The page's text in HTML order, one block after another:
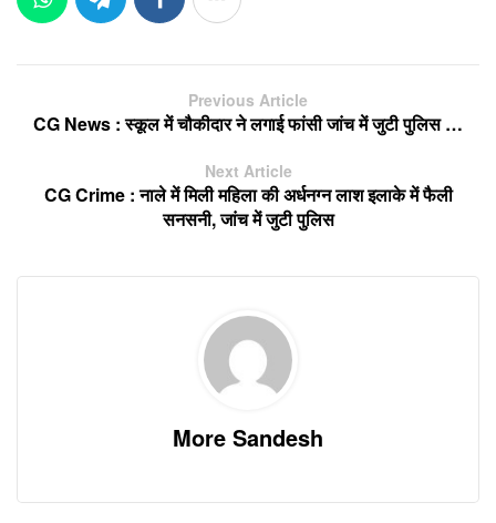
Previous Article
CG News : स्कूल में चौकीदार ने लगाई फांसी जांच में जुटी पुलिस …
Next Article
CG Crime : नाले में मिली महिला की अर्धनग्न लाश इलाके में फैली
सनसनी, जांच में जुटी पुलिस
More Sandesh